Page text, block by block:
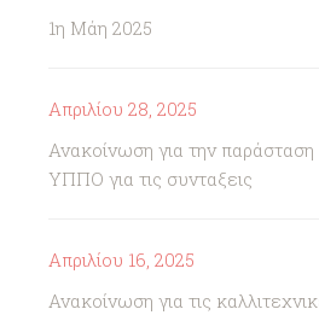
1η Μάη 2025
Απριλίου 28, 2025
Ανακοίνωση για την παράσταση
ΥΠΠΟ για τις συνταξεις
Απριλίου 16, 2025
Ανακοίνωση για τις